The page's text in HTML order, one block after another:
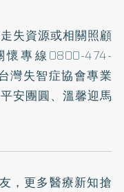
失資源或相關照顧
懷專線0800-474-
灣失智症協會專業
安團圓、溫馨迎馬
，更多醫療新知搶